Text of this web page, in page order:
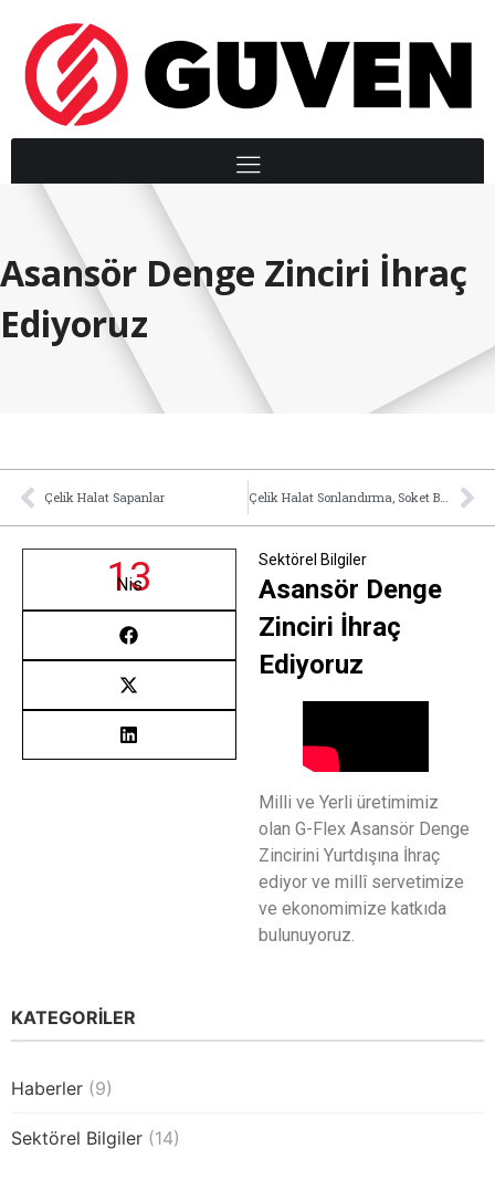
Asansör Denge Zinciri İhraç
Ediyoruz
Çelik Halat Sapanlar Çelik Halat Sonlandırma, Soket Bağlama
13
Nis
Sektörel Bilgiler
Asansör Denge
Zinciri İhraç
Ediyoruz
Milli ve Yerli üretimimiz
olan G-Flex Asansör Denge
Zincirini Yurtdışına İhraç
ediyor ve millî servetimize
ve ekonomimize katkıda
bulunuyoruz.
KATEGORİLER
Haberler (9)
Sektörel Bilgiler (14)